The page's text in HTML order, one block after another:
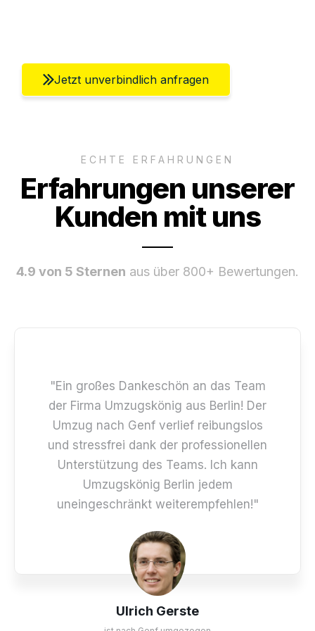
Jetzt unverbindlich anfragen
ECHTE ERFAHRUNGEN
Erfahrungen unserer
Kunden mit uns
4.9 von 5 Sternen aus über 800+ Bewertungen.
Ulrich Gerste
"Ein großes Dankeschön an das Team
der Firma Umzugskönig aus Berlin! Der
Umzug nach Genf verlief reibungslos
und stressfrei dank der professionellen
Unterstützung des Teams. Ich kann
Umzugskönig Berlin jedem
uneingeschränkt weiterempfehlen!"